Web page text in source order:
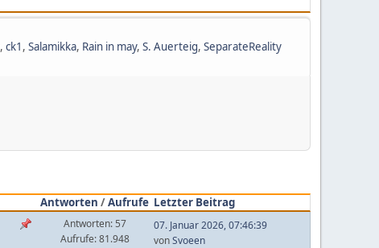
, ck1 , Salamikka, Rain in may, S. Auerteig, SeparateReality
Antworten /Aufrufe Letzter Beitrag
Antworten: 57
Aufrufe: 81.948
07. Januar 2026, 07:46:39
vonSvoeen